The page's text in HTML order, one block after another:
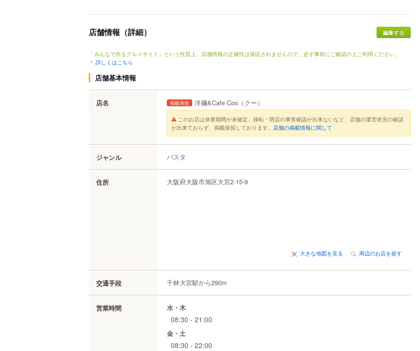
店舗情報（詳細）
「みんなで作るグルメサイト」という性質上、店舗情報の正確性は保証されませんので、必ず事前にご確認の上ご利用ください。
詳しくはこちら
店舗基本情報
店名 掲載保留 洋麺&Cafe Coo （クー）
このお店は休業期間が未確定、移転・閉店の事実確認が出来ないなど、店舗の運営状況の確認
が出来ておらず、掲載保留しております。 店舗の掲載情報に関して
ジャンル パスタ
住所 大阪府大阪市旭区大宮2-15-9
大きな地図を見る 周辺のお店を探す
交通手段 千林大宮駅から290m
営業時間 水・木
08:30 - 21:00
金・土
08:30 - 22:00